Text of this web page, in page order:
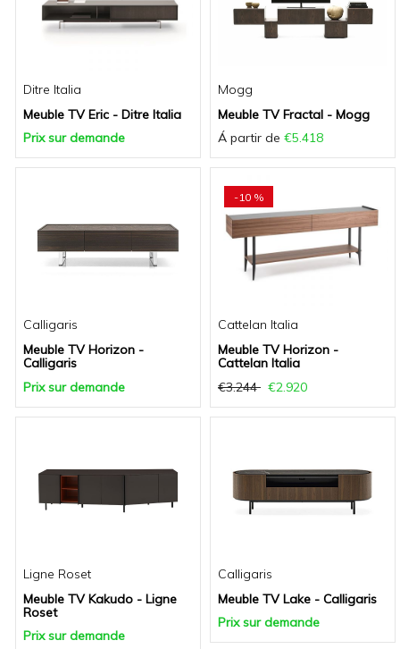
Ditre Italia
Meuble TV Eric - Ditre Italia
Prix sur demande
Mogg
Meuble TV Fractal - Mogg
Á partir de €5.418
Calligaris
Meuble TV Horizon -
Calligaris
Prix sur demande
-10 %
Cattelan Italia
Meuble TV Horizon -
Cattelan Italia
€3.244
€2.920
Ligne Roset
Meuble TV Kakudo - Ligne
Roset
Prix sur demande
Calligaris
Meuble TV Lake - Calligaris
Prix sur demande